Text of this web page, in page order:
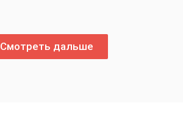
Смотреть дальше